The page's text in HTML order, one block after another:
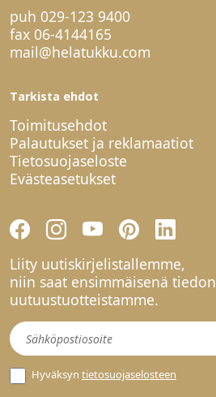
puh 029-123 9400
fax 06-4144165
mail@helatukku.com
Tarkista ehdot
Toimitusehdot
Palautukset ja reklamaatiot
Tietosuojaseloste
Evästeasetukset
Liity uutiskirjelistallemme,
niin saat ensimmäisenä tiedon
uutuustuotteistamme.
Uutiskirje
Hyväksyn tietosuojaselosteen